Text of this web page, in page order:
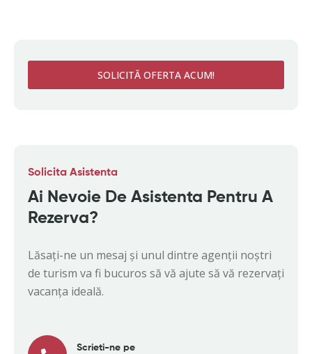
SOLICITĂ OFERTA ACUM!
Solicita Asistenta
Ai Nevoie De Asistenta Pentru A
Rezerva?
Lăsați-ne un mesaj și unul dintre agenții noștri
de turism va fi bucuros să vă ajute să vă rezervați
vacanța ideală.
Scrieti-ne pe